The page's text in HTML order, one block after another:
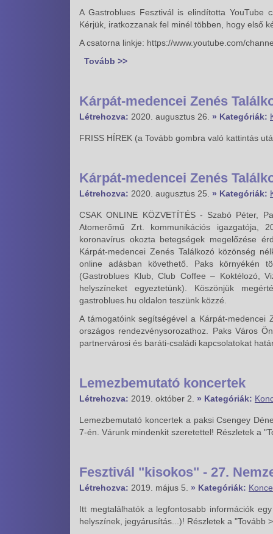
A Gastroblues Fesztivál is elindította YouTube
Kérjük, iratkozzanak fel minél többen, hogy első
A csatorna linkje: https://www.youtube.com/
Tovább >>
Kárpát-medencei Zenés
Létrehozva: 2020. augusztus 26. » Kategóriák:
FRISS HÍREK (a Tovább gombra való kattintás
Kárpát-medencei Zenés
Létrehozva: 2020. augusztus 25. » Kategóriák:
CSAK ONLINE KÖZVETÍTÉS - Szabó Péter,
Atomerőmű Zrt. kommunikációs igazgatója,
koronavírus okozta betegségek megelőzése
Kárpát-medencei Zenés Találkozó közönség
online adásban követhető. Paks környékén
(Gastroblues Klub, Club Coffee – Koktélozó,
helyszíneket egyeztetünk). Köszönjük
gastroblues.hu oldalon teszünk közzé.
A támogatóink segítségével a Kárpát-medencei
országos rendezvénysorozathoz. Paks Város
partnervárosi és baráti-családi kapcsolatokat
Lemezbemutató koncertek
Létrehozva: 2019. október 2. » Kategóriák:
Lemezbemutató koncertek a paksi Csengey
7-én. Várunk mindenkit szeretettel! Részletek a
Fesztivál "kisokos" - 27.
Létrehozva: 2019. május 5. » Kategóriák:
Itt megtalálhatók a legfontosabb információk
helyszínek, jegyárusítás...)! Részletek a "Tovább